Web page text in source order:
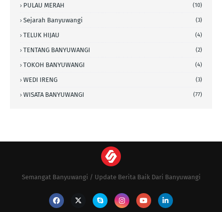
PULAU MERAH (10)
Sejarah Banyuwangi (3)
TELUK HIJAU (4)
TENTANG BANYUWANGI (2)
TOKOH BANYUWANGI (4)
WEDI IRENG (3)
WISATA BANYUWANGI (77)
Semangat Banyuwangi / Update Berita Baik Dari Banyuwangi